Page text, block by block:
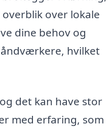
over lokale
dine behov og
hvilket
det kan have stor
med erfaring, som